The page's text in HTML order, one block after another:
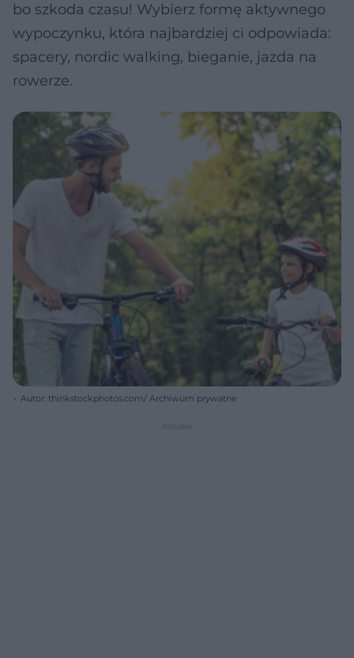
bo szkoda czasu! Wybierz formę aktywnego
wypoczynku, która najbardziej ci odpowiada:
spacery, nordic walking, bieganie, jazda na
rowerze.
Autor: thinkstockphotos.com/ Archiwum prywatne